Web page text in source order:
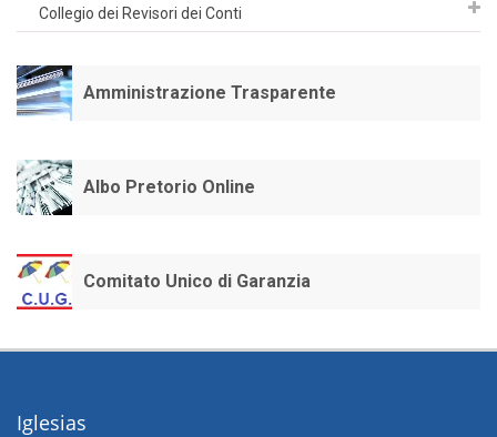
Collegio dei Revisori dei Conti
Amministrazione Trasparente
Albo Pretorio Online
Comitato Unico di Garanzia
Iglesias